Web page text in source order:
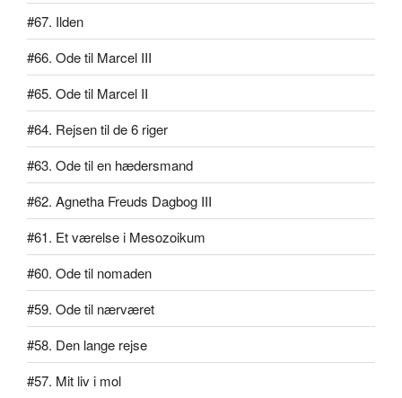
#67. Ilden
#66. Ode til Marcel III
#65. Ode til Marcel II
#64. Rejsen til de 6 riger
#63. Ode til en hædersmand
#62. Agnetha Freuds Dagbog III
#61. Et værelse i Mesozoikum
#60. Ode til nomaden
#59. Ode til nærværet
#58. Den lange rejse
#57. Mit liv i mol